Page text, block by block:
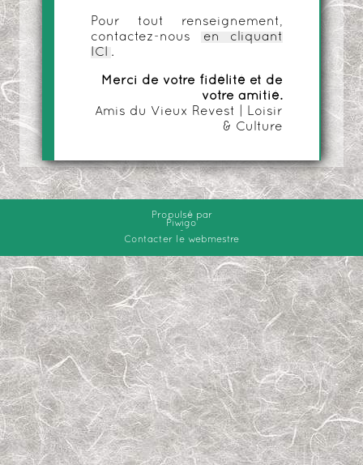
Pour tout renseignement,
contactez-nous
en cliquant
ICI
.
Merci de votre fidélité et de
votre amitié.
Amis du Vieux Revest | Loisir
& Culture
Propulsé par
Piwigo
-
Contacter le webmestre